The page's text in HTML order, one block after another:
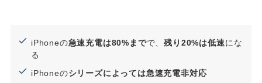
iPhoneの急速充電は80%までで、残り20%は低速にな
る
iPhoneのシリーズによっては急速充電非対応